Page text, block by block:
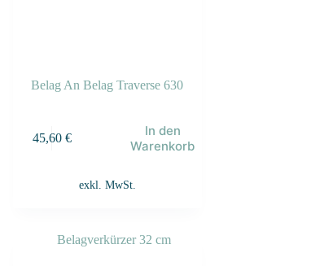
Belag An Belag Traverse 630
45,60 €
In den
Warenkorb
exkl. MwSt.